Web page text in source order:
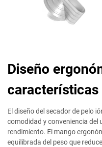
Diseño
El diseño del secador de pelo
comodidad y conveniencia del
rendimiento. El mango
equilibrada del peso que